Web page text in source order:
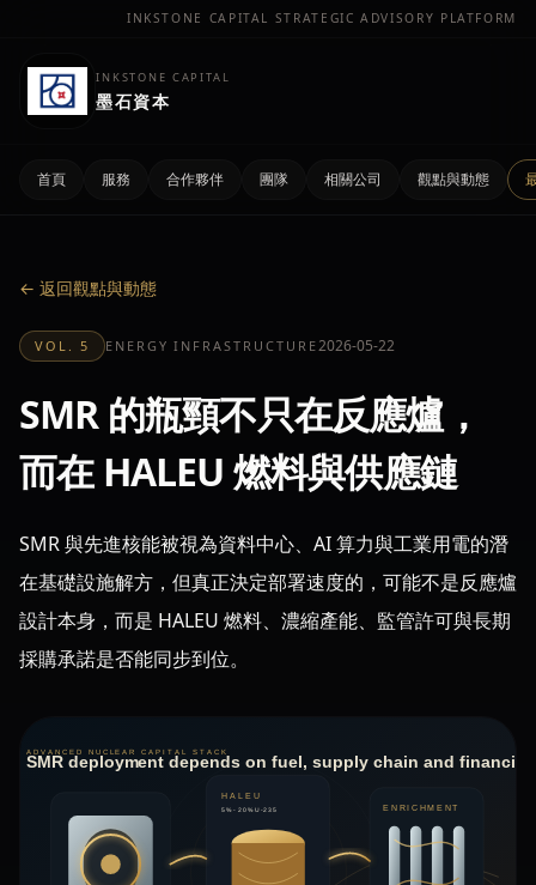
INKSTONE CAPITAL STRATEGIC ADVISORY PLATFORM
INKSTONE CAPITAL
墨石資本
首頁 服務 合作夥伴 團隊 相關公司 觀點與動態
← 返回觀點與動態
VOL. 5 ENERGY INFRASTRUCTURE2026-05-22
SMR 的瓶頸不只在反應爐，
而在 HALEU 燃料與供應鏈
SMR 與先進核能被視為資料中心、AI 算力與工業用電的潛
在基礎設施解方，但真正決定部署速度的，可能不是反應爐
設計本身，而是 HALEU 燃料、濃縮產能、監管許可與長期
採購承諾是否能同步到位。